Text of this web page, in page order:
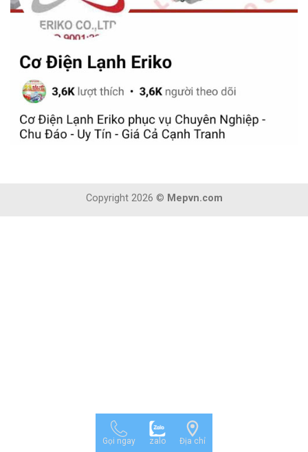
Copyright 2026 © Mepvn.com
Gọi ngay zalo Địa chỉ